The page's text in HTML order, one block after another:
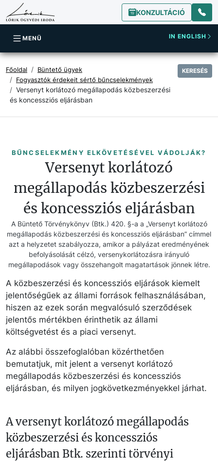
KONZULTÁCIÓ
MENÜ IN ENGLISH
Főoldal
Büntető ügyek
Fogyasztók érdekeit sértő bűncselekmények
Versenyt korlátozó megállapodás közbeszerzési
és koncessziós eljárásban
KERESÉS
BŰNCSELEKMÉNY ELKÖVETÉSÉVEL VÁDOLJÁK?
Versenyt korlátozó
megállapodás közbeszerzési
és koncessziós eljárásban
A Büntető Törvénykönyv (Btk.) 420. §-a a „Versenyt korlátozó
megállapodás közbeszerzési és koncessziós eljárásban” címmel
azt a helyzetet szabályozza, amikor a pályázat eredményének
befolyásolását célzó, versenykorlátozásra irányuló
megállapodások vagy összehangolt magatartások jönnek létre.
A közbeszerzési és koncessziós eljárások kiemelt
jelentőségűek az állami források felhasználásában,
hiszen az ezek során megvalósuló szerződések
jelentős mértékben érinthetik az állami
költségvetést és a piaci versenyt.
Az alábbi összefoglalóban közérthetően
bemutatjuk, mit jelent a versenyt korlátozó
megállapodás közbeszerzési és koncessziós
eljárásban, és milyen jogkövetkezményekkel járhat.
A versenyt korlátozó megállapodás
közbeszerzési és koncessziós
eljárásban Btk. szerinti törvényi